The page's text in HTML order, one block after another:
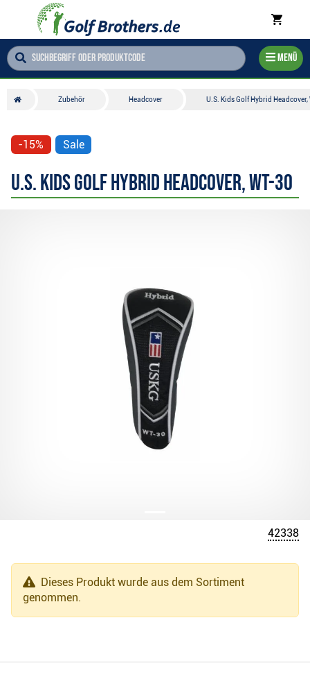
Menü
Zubehör Headcover U.S. Kids Golf Hybrid Headcover,
-15% Sale
U.S. Kids Golf Hybrid Headcover, WT-30
42338
Dieses Produkt wurde aus dem Sortiment
genommen.